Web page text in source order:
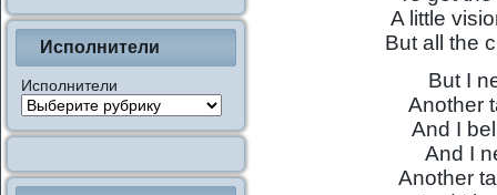
Исполнители
Исполнители
A little
But all the
But I
Another
And I
And I
Another